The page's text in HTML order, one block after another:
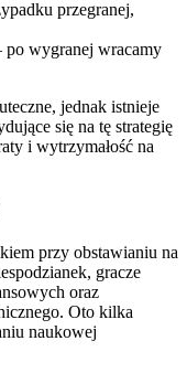
przegranej,
po wygranej wracamy
jednak istnieje
się na tę strategię
i wytrzymałość na
przy obstawianiu na
gracze
oraz
Oto kilka
naukowej